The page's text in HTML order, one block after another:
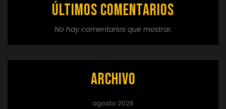
Últimos comentarios
No hay comentarios que mostrar.
Archivo
agosto 2026